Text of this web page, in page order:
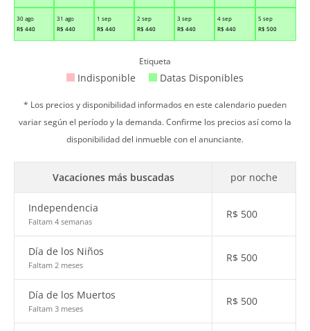
30 ago
R$ 440
31 ago
R$ 440
1 sep
R$ 440
2 sep
R$ 440
3 sep
R$ 440
4 sep
R$ 440
5 sep
R$ 500
Etiqueta
Indisponible Datas Disponibles
* Los precios y disponibilidad informados en este calendario pueden
variar según el período y la demanda. Confirme los precios así como la
disponibilidad del inmueble con el anunciante.
Vacaciones más buscadas por noche
Independencia
Faltam 4 semanas
R$ 500
Día de los Niños
Faltam 2 meses
R$ 500
Día de los Muertos
Faltam 3 meses
R$ 500